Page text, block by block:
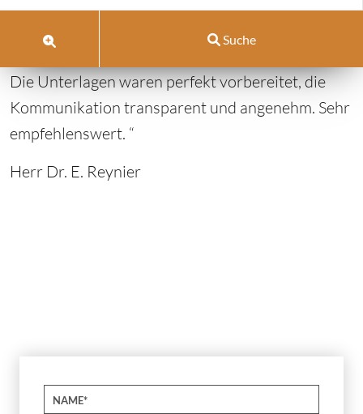
Suche
Die Unterlagen waren perfekt vorbereitet, die
Kommunikation transparent und angenehm. Sehr
empfehlenswert. “
Herr Dr. E. Reynier